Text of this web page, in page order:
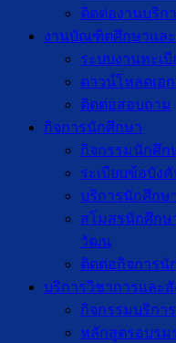
ติดต่องานบริก
งานบัณฑิตศึกษาเเล
ระบบงานทะเ
ดาวน์โหลดเอ
ติดต่อสอบถาม
กิจการนักศึกษา
กิจกรรมนักศึก
ระเบียบข้อบัง
บริการนักศึกษ
สโมสรนักศึกษ
วัฒน
ติดต่อกิจการนั
บริการวิชาการและ
กิจกรรมบริกา
หลักสูตรอบรม